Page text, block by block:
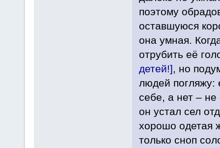
поэтому
оставшуюся
она умная.
отрубить её
детей!], но
людей погляжу:
себе, а нет –
он устал сел
хорошо одетая
только сноп